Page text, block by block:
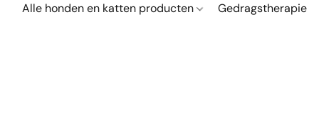
Alle honden en katten producten Gedragstherapie